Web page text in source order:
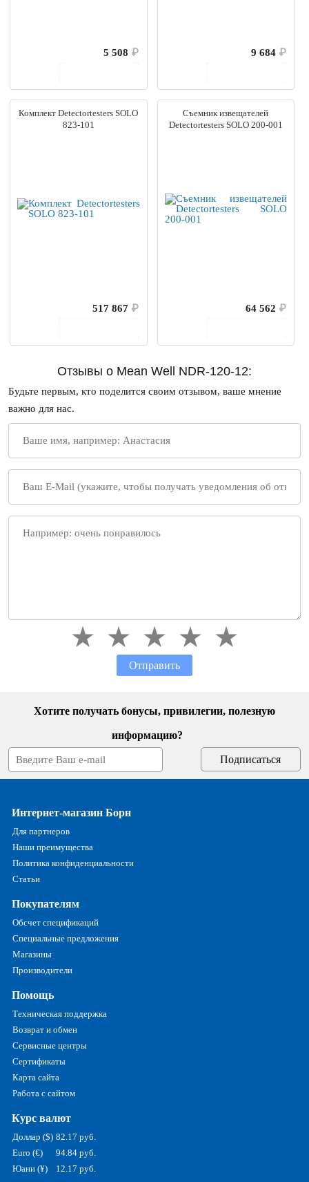
5 508 ₽
9 684 ₽
Комплект Detectortesters SOLO
823-101
517 867 ₽
Съемник извещателей
Detectortesters SOLO 200-001
64 562 ₽
Отзывы о Mean Well NDR-120-12:
Будьте первым, кто поделится своим отзывом, ваше мнение
важно для нас.
Отправить
Хотите получать бонусы, привилегии, полезную
информацию?
Интернет-магазин Борн
Для партнеров
Наши преимущества
Политика конфиденциальности
Статьи
Покупателям
Обсчет спецификаций
Специальные предложения
Магазины
Производители
Помощь
Техническая поддержка
Возврат и обмен
Сервисные центры
Сертификаты
Карта сайта
Работа с сайтом
Курс валют
Доллар ($) 82.17 руб.
Euro (€)
94.84 руб.
Юани (¥)
12.17 руб.